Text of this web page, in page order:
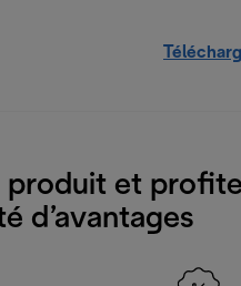
produit et
d’avantages